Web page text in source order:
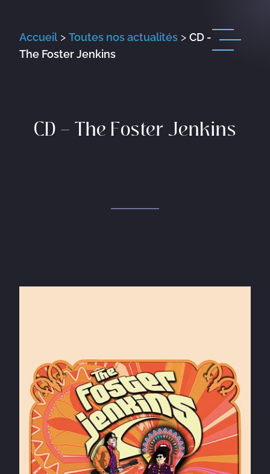
Accueil> Toutes nos actualités > CD -
The Foster Jenkins
CD – The Foster Jenkins